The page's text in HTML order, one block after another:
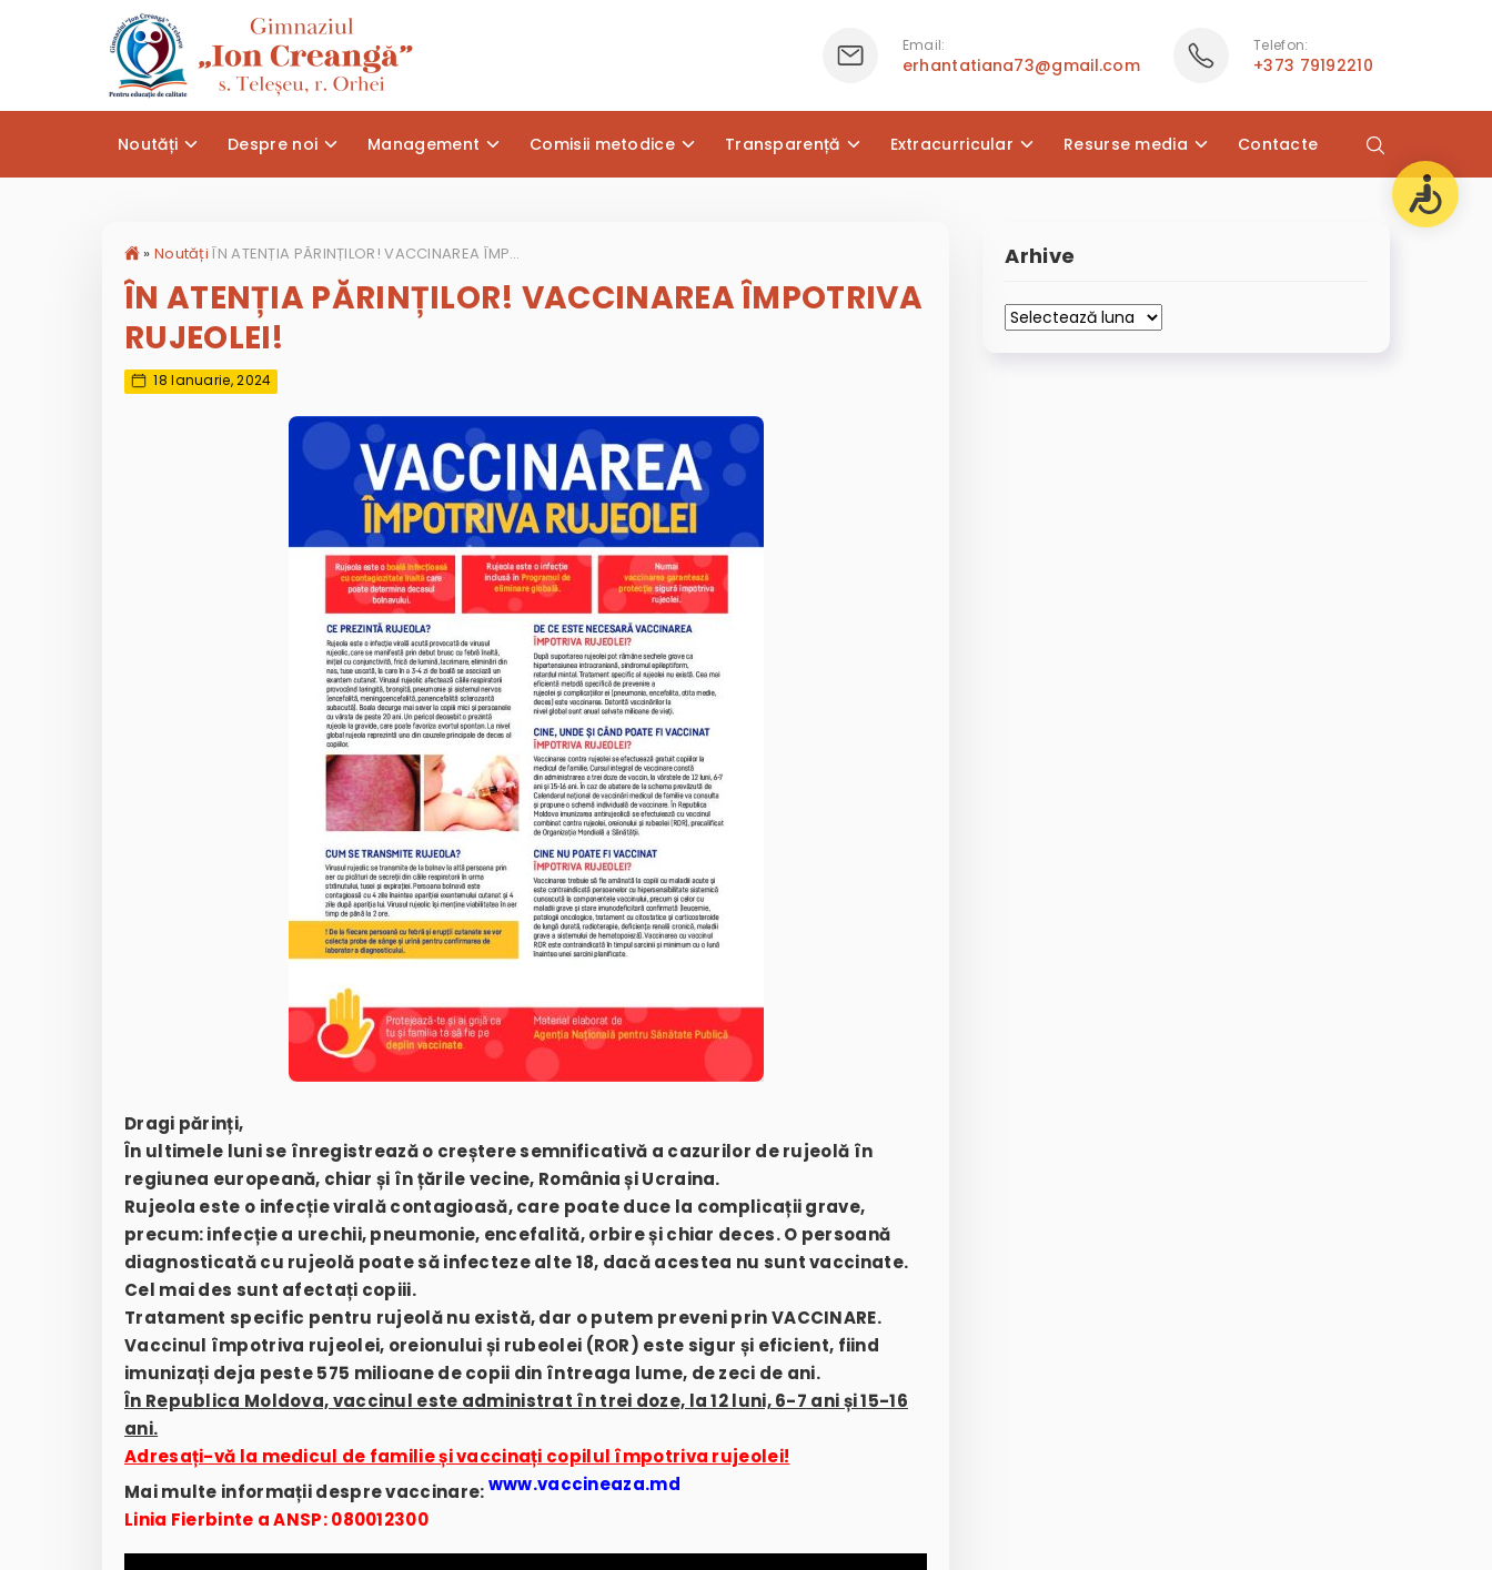
Email:
erhantatiana73@gmail.com
Telefon:
+373 79192210
Noutăți Despre noi Management Comisii metodice Transparență Extracurricular Resurse media Contacte
» Noutăți ÎN ATENȚIA PĂRINȚILOR! VACCINAREA ÎMPOTRIVA RUJEOLEI!
ÎN ATENȚIA PĂRINȚILOR! VACCINAREA ÎMPOTRIVA
RUJEOLEI!
18 Ianuarie, 2024
Dragi părinți,
În ultimele luni se înregistrează o creștere semnificativă a cazurilor de rujeolă în
regiunea europeană, chiar și în țările vecine, România și Ucraina.
Rujeola este o infecție virală contagioasă, care poate duce la complicații grave,
precum: infecție a urechii, pneumonie, encefalită, orbire și chiar deces. O persoană
diagnosticată cu rujeolă poate să infecteze alte 18, dacă acestea nu sunt vaccinate.
Cel mai des sunt afectați copiii.
Tratament specific pentru rujeolă nu există, dar o putem preveni prin VACCINARE.
Vaccinul împotriva rujeolei, oreionului și rubeolei (ROR) este sigur și eficient, fiind
imunizați deja peste 575 milioane de copii din întreaga lume, de zeci de ani.
În Republica Moldova, vaccinul este administrat în trei doze, la 12 luni, 6-7 ani și 15-16
ani.
Adresați-vă la medicul de familie și vaccinați copilul împotriva rujeolei!
Mai multe informații despre vaccinare:www.vaccineaza.md
Linia Fierbinte a ANSP: 080012300
Arhive
Arhive